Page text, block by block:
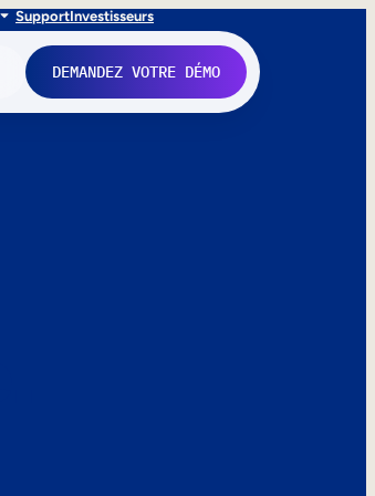
SupportInvestisseurs
DEMANDEZ VOTRE DÉMO